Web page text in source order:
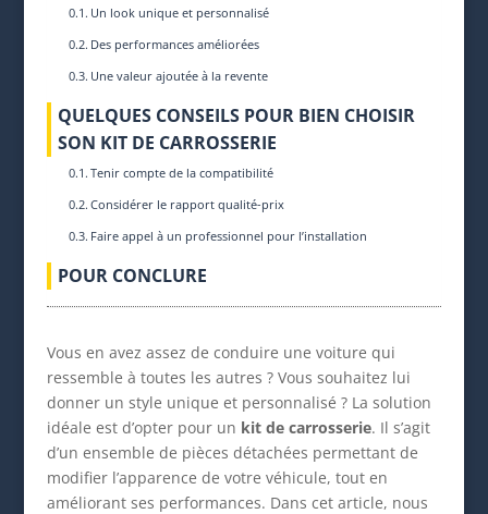
Un look unique et personnalisé
Des performances améliorées
Une valeur ajoutée à la revente
QUELQUES CONSEILS POUR BIEN CHOISIR
SON KIT DE CARROSSERIE
Tenir compte de la compatibilité
Considérer le rapport qualité-prix
Faire appel à un professionnel pour l’installation
POUR CONCLURE
Vous en avez assez de conduire une voiture qui
ressemble à toutes les autres ? Vous souhaitez lui
donner un style unique et personnalisé ? La solution
idéale est d’opter pour un kit de carrosserie. Il s’agit
d’un ensemble de pièces détachées permettant de
modifier l’apparence de votre véhicule, tout en
améliorant ses performances. Dans cet article, nous